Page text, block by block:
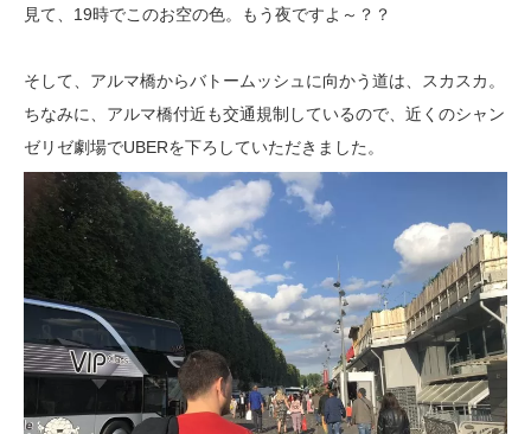
見て、19時でこのお空の色。もう夜ですよ～？？
そして、アルマ橋からバトームッシュに向かう道は、スカスカ。
ちなみに、アルマ橋付近も交通規制しているので、近くのシャン
ゼリゼ劇場でUBERを下ろしていただきました。